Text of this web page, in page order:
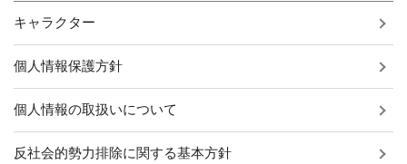
キャラクター
個人情報保護方針
個人情報の取扱いについて
反社会的勢力排除に関する基本方針